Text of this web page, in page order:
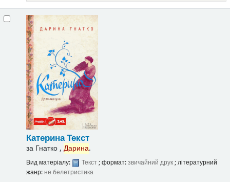
КатеринаТекст
за Гнатко , Дарина.
Вид матеріалу: Текст; формат:звичайний друк; літературний
жанр: не белетристика